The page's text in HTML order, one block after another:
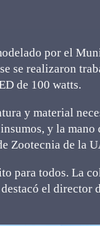
por el
se realizaron
de 100 watts.
y material
y la mano
Zootecnia de la
para todos. La
el director